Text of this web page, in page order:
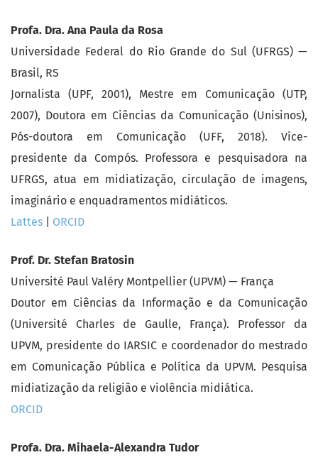
Profa. Dra. Ana Paula da Rosa
Universidade Federal do Rio Grande do Sul (UFRGS) —
Brasil, RS
Jornalista (UPF, 2001), Mestre em Comunicação (UTP,
2007), Doutora em Ciências da Comunicação (Unisinos),
Pós-doutora em Comunicação (UFF, 2018). Vice-
presidente da Compós. Professora e pesquisadora na
UFRGS, atua em midiatização, circulação de imagens,
imaginário e enquadramentos midiáticos.
Lattes
ORCID
Prof. Dr. Stefan Bratosin
Université Paul Valéry Montpellier (UPVM) — França
Doutor em Ciências da Informação e da Comunicação
(Université Charles de Gaulle, França). Professor da
UPVM, presidente do IARSIC e coordenador do mestrado
em Comunicação Pública e Política da UPVM. Pesquisa
midiatização da religião e violência midiática.
ORCID
Profa. Dra. Mihaela-Alexandra Tudor